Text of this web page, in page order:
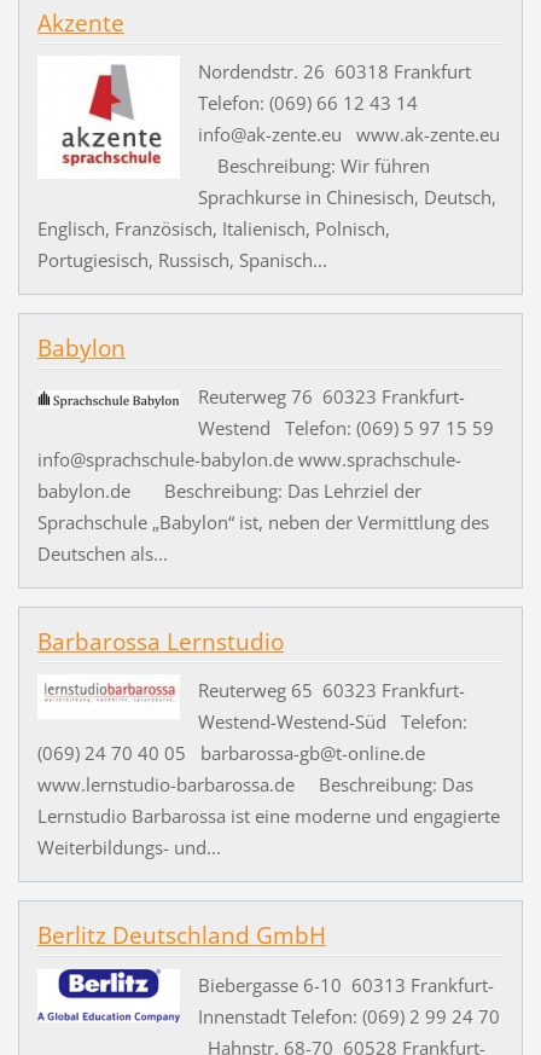
Akzente
Nordendstr. 26 60318 Frankfurt
Telefon: (069) 66 12 43 14
info@ak-zente.eu www.ak-zente.eu
Beschreibung: Wir führen
Sprachkurse in Chinesisch, Deutsch,
Englisch, Französisch, Italienisch, Polnisch,
Portugiesisch, Russisch, Spanisch...
Babylon
Reuterweg 76 60323 Frankfurt-
Westend Telefon: (069) 5 97 15 59
info@sprachschule-babylon.de www.sprachschule-
babylon.de Beschreibung: Das Lehrziel der
Sprachschule „Babylon“ ist, neben der Vermittlung des
Deutschen als...
Barbarossa Lernstudio
Reuterweg 65 60323 Frankfurt-
Westend-Westend-Süd Telefon:
(069) 24 70 40 05 barbarossa-gb@t-online.de
www.lernstudio-barbarossa.de Beschreibung: Das
Lernstudio Barbarossa ist eine moderne und engagierte
Weiterbildungs- und...
Berlitz Deutschland GmbH
Biebergasse 6-10 60313 Frankfurt-
Innenstadt Telefon: (069) 2 99 24 70
Hahnstr. 68-70 60528 Frankfurt-